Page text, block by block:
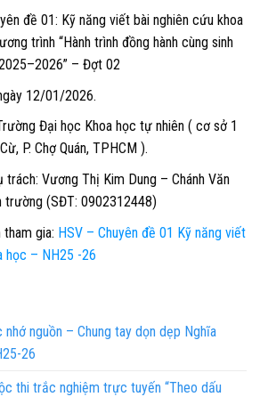
đề 01: Kỹ năng viết bài nghiên cứu khoa
trình “Hành trình đồng hành cùng sinh
– Đợt 02
12/01/2026.
Đại học Khoa học tự nhiên ( cơ sở 1
P. Chợ Quán, TPHCM ).
trách: Vương Thị Kim Dung – Chánh Văn
trường (SĐT: 0902312448)
tham gia: HSV – Chuyên đề 01 Kỹ năng viết
học – NH25 -26
nguồn – Chung tay dọn dẹp Nghĩa
26
thi trắc nghiệm trực tuyến “Theo dấu